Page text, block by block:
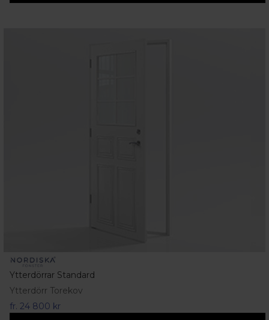
Ytterdörrar Standard
Ytterdörr Torekov
fr. 24 800 kr